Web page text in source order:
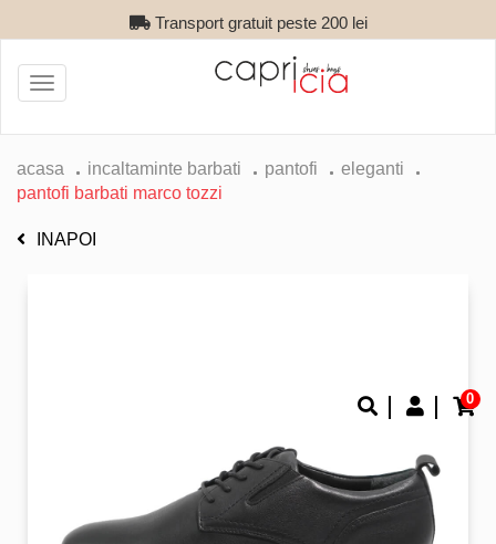
Transport gratuit peste 200 lei
0
Toggle
navigation
acasa incaltaminte barbati pantofi
eleganti
pantofi barbati marco tozzi
INAPOI